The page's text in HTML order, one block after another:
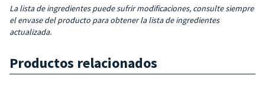
La lista de ingredientes puede sufrir modificaciones, consulte siempre
el envase del producto para obtener la lista de ingredientes
actualizada.
Productos relacionados